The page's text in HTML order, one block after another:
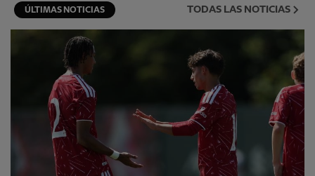
ÚLTIMAS NOTICIAS TODAS LAS NOTICIAS